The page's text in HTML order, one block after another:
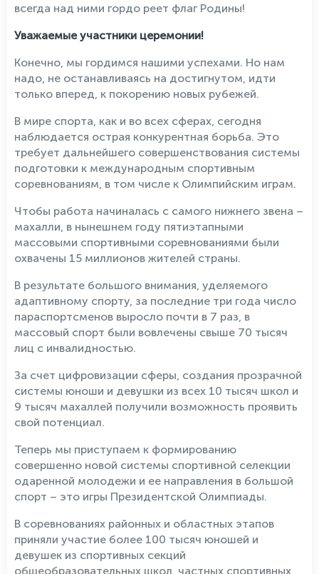
всегда над ними гордо реет флаг Родины!
Уважаемые участники церемонии!
Конечно, мы гордимся нашими успехами. Но нам
надо, не останавливаясь на достигнутом, идти
только вперед, к покорению новых рубежей.
В мире спорта, как и во всех сферах, сегодня
наблюдается острая конкурентная борьба. Это
требует дальнейшего совершенствования системы
подготовки к международным спортивным
соревнованиям, в том числе к Олимпийским играм.
Чтобы работа начиналась с самого нижнего звена –
махалли, в нынешнем году пятиэтапными
массовыми спортивными соревнованиями были
охвачены 15 миллионов жителей страны.
В результате большого внимания, уделяемого
адаптивному спорту, за последние три года число
параспортсменов выросло почти в 7 раз, в
массовый спорт были вовлечены свыше 70 тысяч
лиц с инвалидностью.
За счет цифровизации сферы, создания прозрачной
системы юноши и девушки из всех 10 тысяч школ и
9 тысяч махаллей получили возможность проявить
свой потенциал.
Теперь мы приступаем к формированию
совершенно новой системы спортивной селекции
одаренной молодежи и ее направления в большой
спорт – это игры Президентской Олимпиады.
В соревнованиях районных и областных этапов
приняли участие более 100 тысяч юношей и
девушек из спортивных секций
общеобразовательных школ, частных спортивных